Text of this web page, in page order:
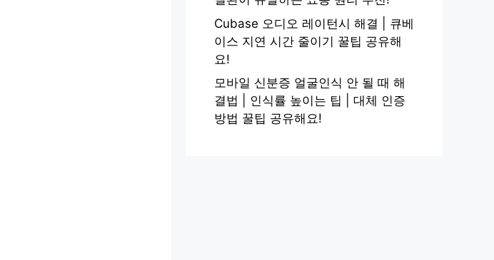
Cubase 오디오 레이턴시 해결 | 큐베
이스 지연 시간 줄이기 꿀팁 공유해
요!
모바일 신분증 얼굴인식 안 될 때 해
결법 | 인식률 높이는 팁 | 대체 인증
방법 꿀팁 공유해요!